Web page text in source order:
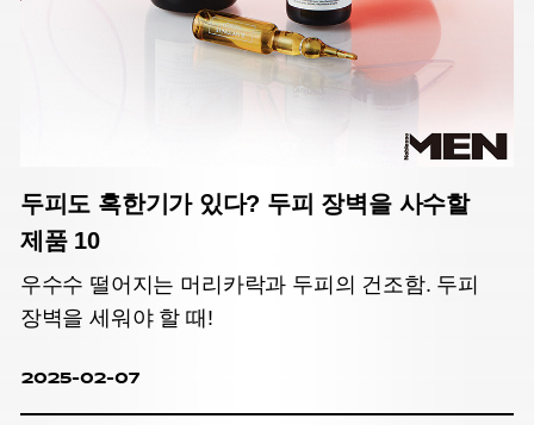
두피도 혹한기가 있다? 두피 장벽을 사수할
제품 10
우수수 떨어지는 머리카락과 두피의 건조함. 두피
장벽을 세워야 할 때!
2025-02-07